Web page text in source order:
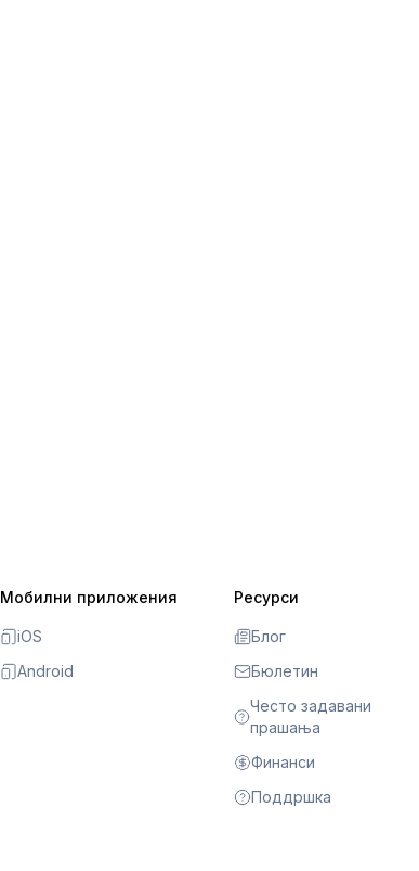
Мобилни приложения
iOS
Android
Ресурси
Блог
Бюлетин
Често задавани
прашања
Финанси
Поддршка